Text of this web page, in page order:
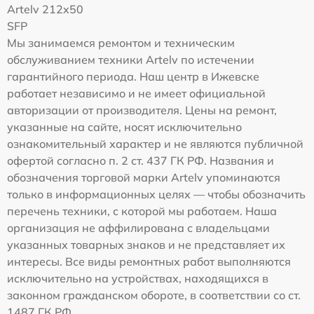
Artelv 212x50
SFP
Мы занимаемся ремонтом и техническим
обслуживанием техники Artelv по истечении
гарантийного периода. Наш центр в Ижевске
работает независимо и не имеет официальной
авторизации от производителя. Цены на ремонт,
указанные на сайте, носят исключительно
ознакомительный характер и не являются публичной
офертой согласно п. 2 ст. 437 ГК РФ. Названия и
обозначения торговой марки Artelv упоминаются
только в информационных целях — чтобы обозначить
перечень техники, с которой мы работаем. Наша
организация не аффилирована с владельцами
указанных товарных знаков и не представляет их
интересы. Все виды ремонтных работ выполняются
исключительно на устройствах, находящихся в
законном гражданском обороте, в соответствии со ст.